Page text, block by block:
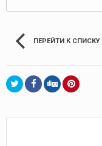
ПЕРЕЙТИ К СПИСКУ